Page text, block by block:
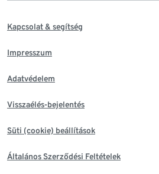
Kapcsolat & segítség
Impresszum
Adatvédelem
Visszaélés-bejelentés
Süti (cookie) beállítások
Általános Szerződési Feltételek